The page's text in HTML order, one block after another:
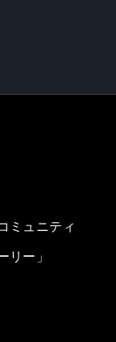
ミュニティ
リー」